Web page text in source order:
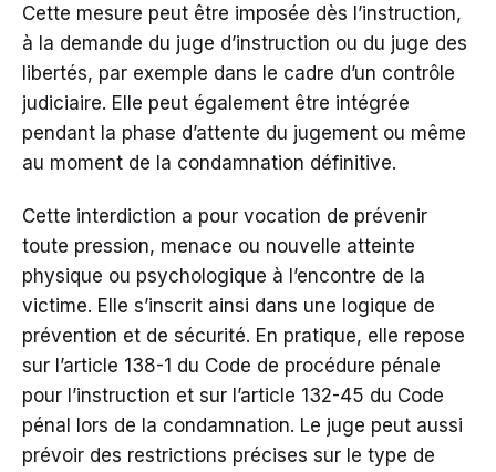
Cette mesure peut être imposée dès l’instruction,
à la demande du juge d’instruction ou du juge des
libertés, par exemple dans le cadre d’un contrôle
judiciaire. Elle peut également être intégrée
pendant la phase d’attente du jugement ou même
au moment de la condamnation définitive.
Cette interdiction a pour vocation de prévenir
toute pression, menace ou nouvelle atteinte
physique ou psychologique à l’encontre de la
victime. Elle s’inscrit ainsi dans une logique de
prévention et de sécurité. En pratique, elle repose
sur l’article 138-1 du Code de procédure pénale
pour l’instruction et sur l’article 132-45 du Code
pénal lors de la condamnation. Le juge peut aussi
prévoir des restrictions précises sur le type de